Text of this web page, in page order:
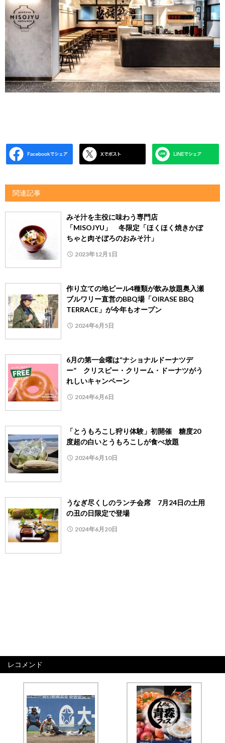
関連記事
みそ汁を主役に味わう専門店
「MISOJYU」 冬限定「ほくほく焼きかぼ
ちゃと肉そぼろのおみそ汁」
2023年12月1日
作り立ての地ビール4種類が飲み放題奥入瀬
ブルワリー直営のBBQ場「OIRASE BBQ
TERRACE」が今年もオープン
2024年6月5日
6月の第一金曜は“ナショナルドーナツデ
ー” クリスピー・クリーム・ドーナツがう
れしいキャンペーン
2024年6月6日
「とうもろこし狩り体験」初開催 糖度20
度超の白いとうもろこしが食べ放題
2024年6月10日
うなぎ尽くしのランチ会席 7月24日の土用
の丑の日限定で登場
2024年6月20日
レコメンド